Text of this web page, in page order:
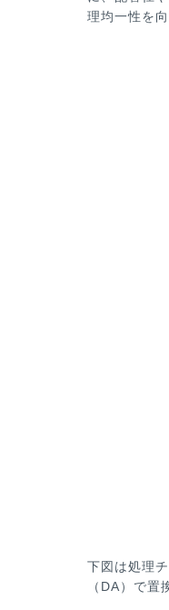
理均一性を
下図は処理
（DA）で